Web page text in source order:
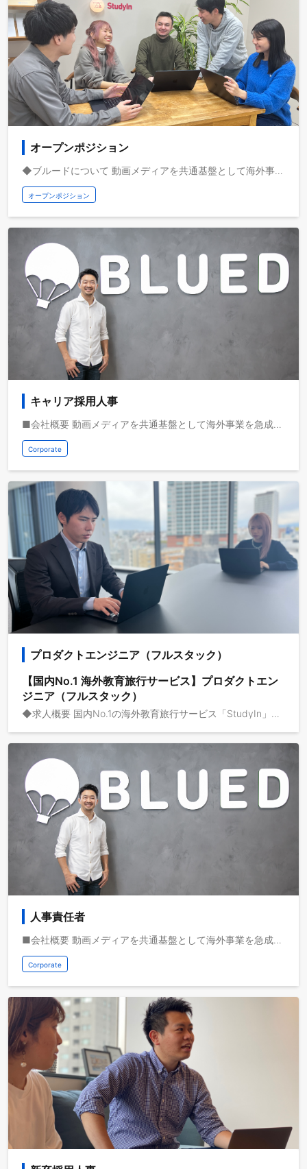
オープンポジション
◆ブルードについて 動画メディアを共通基盤として海外事業を急成長させている株式会社ブルードは、取扱高を三桁億から四桁億へスケールするフェーズにいます。自己資本経営、取扱高約三桁億、営業利益一桁億、日本最大級の教育旅行サービスを運営しており、これから世界で教育旅行サービスの垂直統合モデルを実現し、世界で最も人々のライフチェンジをサポートする企業になりたいと考えています。 ◆業務イメージ - 役員/事業責任者と連携した事業企画/事業開発の提案と実行 - AIオペレーション、AIを前提とした業務プロセスの再設計と推進 - 海外拠点立ち上げメンバーとして海外進出と事業開発を推進 - 学校法人営業・企業法人営業・個人への留学コンサルティング - カスタマーサクセスで顧客の渡航前・中・後を支援し課題解決へ導く - AIを活用したSNSマーケティングの企画/撮影/編集/分析 - 総フォロワー数900万を越える「StudyInシリーズ」の演者として国内外での撮影 - AIサーチに対応したLLMO/AIOなどのデジタルマーケティング - 役員/事業責任者と連携した採用・人員計画の策定と実行 etc... 少し興味はあるけどエントリーはまだ早いという方、ぜひオープンポジションでカジュアルにお話ししましょう！ 人事チームがカジュアル面談をさせていただきます。
オープンポジション
キャリア採用人事
■会社概要 動画メディアを共通基盤として海外事業を急成長させている株式会社ブルードは、取扱高を三桁億から四桁億へスケールするフェーズにいます。自己資本経営、取扱高約三桁億、営業利益一桁億、日本最大級の教育旅行サービスを運営しており、これから世界で教育旅行サービスの垂直統合モデルを実現し、世界で最も人々のライフチェンジをサポートする企業になりたいと考えています。 ■募集背景 ブルードは今後1000人規模の組織へと成長していくため、幹部候補として活躍するキャリア人材の採用を強化しています。役員陣・事業責任者を巻き込み、ブルードのキャリア採用と組織作りを推進いただける方を募集します。 ■業務イメージ - キャリア採用全体の設計・管理・戦略の立案・実現 - 職種特性に応じ最適チャネルを設計し、母集団形成と歩留まり改善を推進 - 面談/面接フロー設計/面接官トレーニング、候補者フォローを通じCXを改善 - 社内関係者との調整（各部署との連携） - 候補者との面接/面談対応 - 採用ブランディング・広報の企画運営 - 母集団形成における記事・動画・WEB施策の企画立案・実現 - エージェント開拓・深耕 - 内定承諾率向上に向けたアトラクト設計 - 人事評価制度の設計・運用・アップデート - リファラルプログラムの設計・推進 - 社員を巻き込む仕組みづくりと運用、実績分析 - ATS運用、各種指標をデータ化し、採用ROI改善を実現 - オンボーディング・育成ロードマップの設計・アップデート
Corporate
プロダクトエンジニア（フルスタック）
【国内No.1 海外教育旅行サービス】プロダクトエン
ジニア（フルスタック）
◆求人概要 国内No.1の海外教育旅行サービス「StudyIn」で活躍するプロダクトエンジニア（フルスタック）を募集します。 動画メディアを共通基盤として海外事業を急成長させている株式会社ブルードは、取扱高を三桁億から四桁億へスケールするフェーズにいます。自己資本経営、取扱高約三桁億、営業利益一桁億、日本最大級の教育旅行サービスを運営しており、これから世界で教育旅行サービスの垂直統合モデルを実現し、世界で最も人々のライフチェンジをサポートする企業になりたいと考えています。 ◆募集背景 留学・教育旅行業界は、IT/AI導入が国内でも世界でも遅れています。お客様情報はスプレッドシートなどで管理し、料金計算・申込書入力・問い合わせ対応の多くは現場の手作業で運用されています。海外校とのやり取りも依然としてメールが中心で、業界全体としてまだテクノロジーを活用しきれていない状況です。 私たちはこの状況を、リスクではなく最大のチャンスだと捉えています。「国内最大手の事業基盤」と「業界全体のIT/AI遅れ」が同時に存在しているという稀有な環境で、自社事業そのものをIT/AIで作り変えていくフェーズに入りました。 これまで既存システムも開発チームも存在しなかったため、技術選定・アーキテクチャ・開発文化までゼロから一緒に作っていける仲間を新たに募集します。 ◆業務内容 ・留学希望者・在校生向けのプロダクト開発（今後、Webアプリだけでなくモバイルアプリの新規開発も予定） ・AIエージェントの企画・設計・実装（社内ナレッジ検索、業務自動化エージェント、問い合わせ自動回答など） ◆このポジションの魅力 IT/SaaSスタートアップが「業界の外からシステムを提供する」立場だとすれば、私たちは「業界最大手の事業会社の内側から、自社の事業そのものをIT/AIで作り変えていく」立場です。プロダクトを他社に売るのではなく、自社のプロダクトを武器に競合との差を広げ、業界でグローバルNo.1を狙いに行く——そんなチャレンジングなフェーズに、開発のコアメンバーとして関わることができます。 ◆開発環境 ・フロントエンド：TypeScript / React（Vite + React Router） ・バックエンド：TypeScript（Node.js）/ Ruby on Rails / Python ・データベース：Amazon Aurora Serverless v2（PostgreSQL） ・コンテナ実行基盤：Amazon ECS on AWS Fargate ・IaC：AWS CDK（TypeScript） ・クラウド：AWS ・AI/LLM：OpenAI API / Claude API / Gemini API ・CI/CD：GitHub Actions
人事責任者
■会社概要 動画メディアを共通基盤として海外事業を急成長させている株式会社ブルードは、取扱高を三桁億から四桁億へスケールするフェーズにいます。自己資本経営、取扱高約三桁億、営業利益一桁億、日本最大級の教育旅行サービスを運営しており、これから世界で教育旅行サービスの垂直統合モデルを実現し、世界で最も人々のライフチェンジをサポートする企業になりたいと考えています。 ■募集背景 ブルードは今後1000人規模の組織へと成長していくため、幹部候補として活躍するキャリア人材の採用を強化しています。役員陣・事業責任者を巻き込み、ブルードのHR組織を牽引する責任者を募集します。 ■業務イメージ - 経営陣・事業部門と連携した戦略・人員計画立案とKPI設定・予実策定・実現 - 求人要件定義〜求人票作成・チャネル選定（DM/エージェント/リファラル/イベント/SNS）の実行・効果検証 - 職種特性に応じ最適チャネルを設計し、母集団形成→歩留まり改善を推進 - 候補者体験の最適化とプロセス整備 - 面談/面接フロー設計/面接官トレーニング、候補者フォローを通じCXを向上 - キャリア採用全体の設計・管理・戦略の立案・実現 - キャリア採用における採用実務の実行 - 社内関係者との調整（各部署との連携） - 候補者との面接/面談対応 - 採用ブランディング・広報の企画運営 - 母集団形成における記事・動画・WEB施策の企画立案・実現 - 採用イベント・媒体活用・説明会実施 - エージェント開拓・深耕 - 内定承諾率向上に向けたアトラクト設計 - 人事評価制度の設計・運用・アップデート - リファラルプログラムの設計・推進 - 社員を巻き込む仕組みづくりと運用、実績分析 - ATS運用、各種指標をデータ化し、採用ROI改善を実現 - オンボーディング・育成ロードマップの設計・アップデート - 組織課題の抽出〜改善施策をHRチーム一体で推進
Corporate